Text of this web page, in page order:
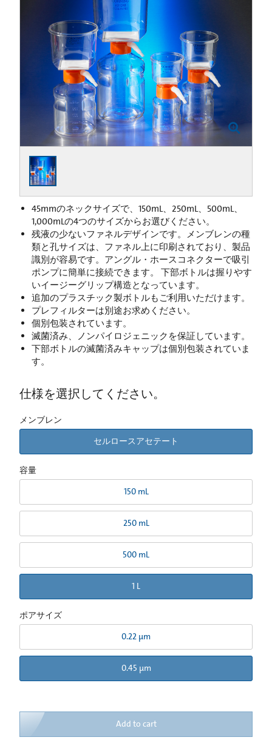
45mmのネックサイズで、150mL、250mL、500mL、
1,000mLの4つのサイズからお選びください。
残液の少ないファネルデザインです。メンブレンの種
類と孔サイズは、ファネル上に印刷されており、製品
識別が容易です。アングル・ホースコネクターで吸引
ポンプに簡単に接続できます。 下部ボトルは握りやす
いイージーグリップ構造となっています。
追加のプラスチック製ボトルもご利用いただけます。
プレフィルターは別途お求めください。
個別包装されています。
滅菌済み、ノンパイロジェニックを保証しています。
下部ボトルの滅菌済みキャップは個別包装されていま
す。
仕様を選択してください。
メンブレン
セルロースアセテート
容量
150 mL
250 mL
500 mL
1 L
ポアサイズ
0.22 µm
0.45 µm
Add to cart